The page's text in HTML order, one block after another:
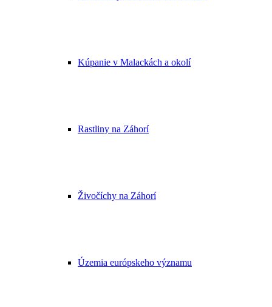
Kúpanie v Malackách a okolí
Rastliny na Záhorí
Živočíchy na Záhorí
Územia európskeho významu